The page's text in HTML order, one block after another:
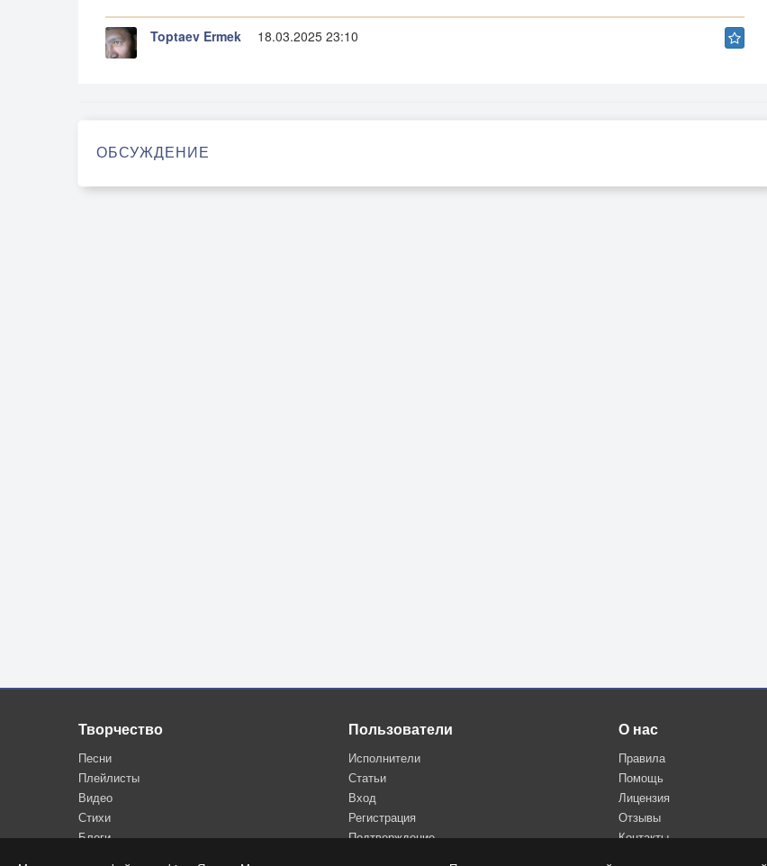
Toptaev Ermek 18.03.2025 23:10
ОБСУЖДЕНИЕ
Творчество
Песни
Плейлисты
Видео
Стихи
Блоги
Пользователи
Исполнители
Статьи
Вход
Регистрация
Подтверждение
О нас
Правила
Помощь
Лицензия
Отзывы
Контакты